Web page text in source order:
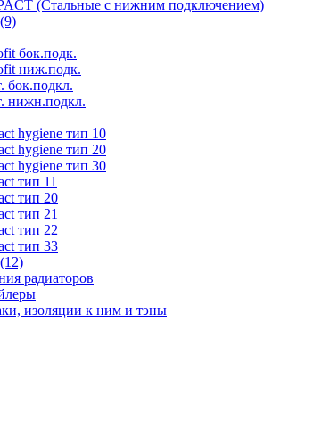
(Стальные с нижним подключением)
бок.подк.
ниж.подк.
бок.подкл.
нижн.подкл.
hygiene тип 10
hygiene тип 20
hygiene тип 30
тип 11
тип 20
тип 21
тип 22
тип 33
радиаторов
изоляции к ним и тэны